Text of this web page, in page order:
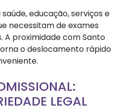
educação, serviços e
necessitam de exames
A proximidade com Santo
o deslocamento rápido
LEGAL